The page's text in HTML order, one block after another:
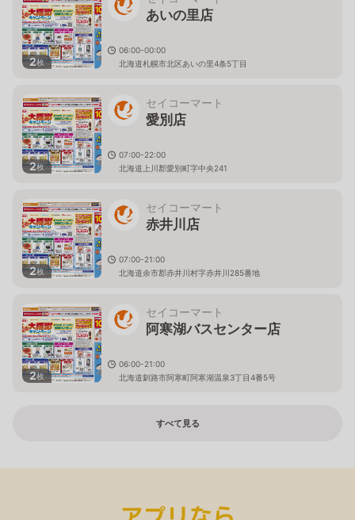
2枚
あいの里店
06:00-00:00
北海道札幌市北区あいの里4条5丁目
2枚
セイコーマート
愛別店
07:00-22:00
北海道上川郡愛別町字中央241
2枚
セイコーマート
赤井川店
07:00-21:00
北海道余市郡赤井川村字赤井川285番地
2枚
セイコーマート
阿寒湖バスセンター店
06:00-21:00
北海道釧路市阿寒町阿寒湖温泉3丁目4番5号
すべて見る